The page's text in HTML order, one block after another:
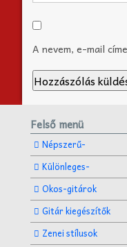
A nevem, e-mail
Felső menü
Népszerű-
Különleges-
Okos-gitárok
Gitár kiegészítők
Zenei stílusok